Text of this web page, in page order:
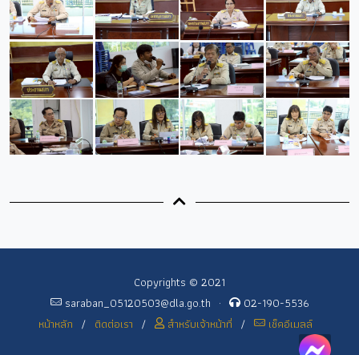
Copyrights © 2021
saraban_05120503@dla.go.th ·
02-190-5536
หน้าหลัก / ติดต่อเรา / สำหรับเจ้าหน้าที่ / เช็คอีเมลล์